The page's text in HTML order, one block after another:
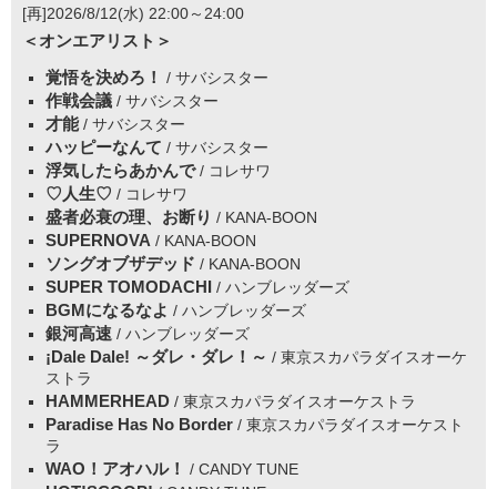
[再]2026/8/12(水) 22:00～24:00
＜オンエアリスト＞
覚悟を決めろ！
/ サバシスター
作戦会議 / サバシスター
才能/ サバシスター
ハッピーなんて / サバシスター
浮気したらあかんで/ コレサワ
♡人生♡ / コレサワ
盛者必衰の理、お断り / KANA-BOON
SUPERNOVA / KANA-BOON
ソングオブザデッド / KANA-BOON
SUPER TOMODACHI / ハンブレッダーズ
BGMになるなよ / ハンブレッダーズ
銀河高速 / ハンブレッダーズ
¡Dale Dale! ～ダレ・ダレ！～ / 東京スカパラダイスオーケ
ストラ
HAMMERHEAD / 東京スカパラダイスオーケストラ
Paradise Has No Border / 東京スカパラダイスオーケスト
ラ
WAO！アオハル！ / CANDY TUNE